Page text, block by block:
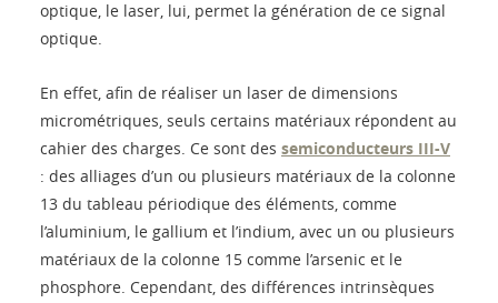
optique, le laser, lui, permet la génération de ce signal
optique.
En effet, afin de réaliser un laser de dimensions
micrométriques, seuls certains matériaux répondent au
cahier des charges. Ce sont des semiconducteurs III-V
: des alliages d’un ou plusieurs matériaux de la colonne
13 du tableau périodique des éléments, comme
l’aluminium, le gallium et l’indium, avec un ou plusieurs
matériaux de la colonne 15 comme l’arsenic et le
phosphore. Cependant, des différences intrinsèques